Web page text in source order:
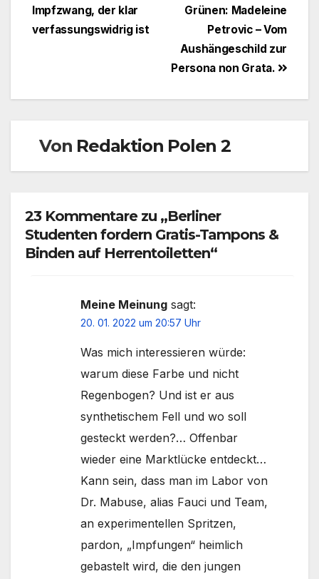
Grünen: Madeleine
Petrovic – Vom
Aushängeschild zur
Persona non Grata.
Impfzwang, der klar
verfassungswidrig ist
Von Redaktion Polen 2
23 Kommentare zu „Berliner
Studenten fordern Gratis-Tampons &
Binden auf Herrentoiletten“
Meine Meinung sagt:
20. 01. 2022 um 20:57 Uhr
Was mich interessieren würde:
warum diese Farbe und nicht
Regenbogen? Und ist er aus
synthetischem Fell und wo soll
gesteckt werden?… Offenbar
wieder eine Marktlücke entdeckt…
Kann sein, dass man im Labor von
Dr. Mabuse, alias Fauci und Team,
an experimentellen Spritzen,
pardon, „Impfungen“ heimlich
gebastelt wird, die den jungen